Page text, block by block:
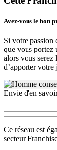
Avez-vous le bon
Si votre passion
que vous portez
alors vous
d’apporter votre
Envie d'en
Ce réseau est
secteur